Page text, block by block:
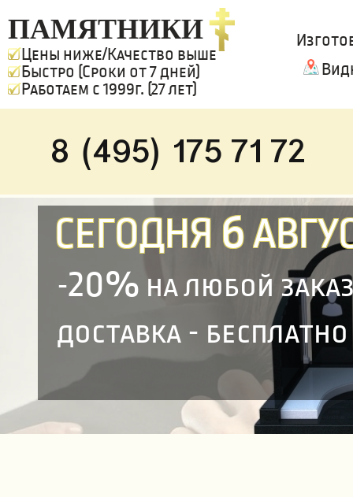
ПАМЯТНИКИ
Цены ниже/Качество выше
Быстро (Сроки от 7 дней)
Работаем с 1999г. (27 лет)
8 (495) 175 71 72
СЕГОДНЯ 6
-20% на любой
доставка - бесплатно